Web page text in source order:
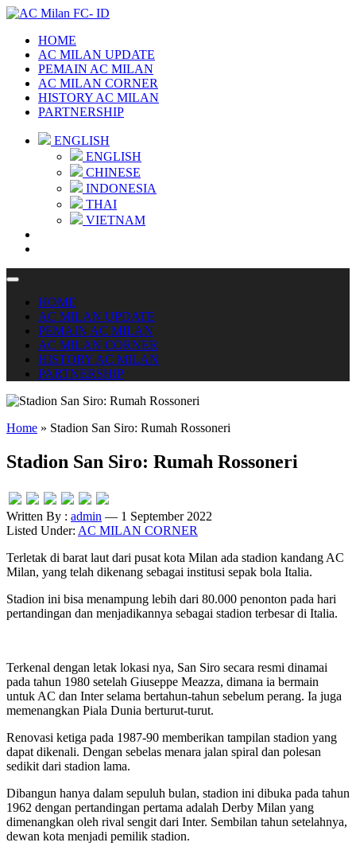
HOME
AC MILAN UPDATE
PEMAIN AC MILAN
AC MILAN CORNER
HISTORY AC MILAN
PARTNERSHIP
ENGLISH
ENGLISH
CHINESE
INDONESIA
THAI
VIETNAM
HOME
AC MILAN UPDATE
PEMAIN AC MILAN
AC MILAN CORNER
HISTORY AC MILAN
PARTNERSHIP
Home » Stadion San Siro: Rumah Rossoneri
Stadion San Siro: Rumah Rossoneri
Written By : admin — 1 September 2022
Listed Under: AC MILAN CORNER
Terletak di barat laut dari pusat kota Milan ada stadion kandang AC
Milan, yang telah dikenang sebagai institusi sepak bola Italia.
Stadion ini bisa menampung lebih dari 80.000 penonton pada hari
pertandingan dan menjadikannya sebagai stadion terbesar di Italia.
Terkenal dengan letak lokasi nya, San Siro secara resmi dinamai
pada tahun 1980 setelah Giuseppe Meazza, dimana ia bermain
untuk AC dan Inter selama bertahun-tahun sebelum perang. Ia juga
memenangkan Piala Dunia berturut-turut.
Renovasi ketiga pada 1987-90 memberikan tampilan stadion yang
dapat dikenali. Dengan sebelas menara jalan spiral dan polesan
sedikit dari stadion lama.
Dibangun hanya dalam sepuluh bulan, stadion ini dibuka pada tahun
1962 dengan pertandingan pertama adalah Derby Milan yang
dimenangkan oleh rival sengit dari Inter. Sembilan tahun setelahnya,
dewan kota menjadi pemilik stadion.